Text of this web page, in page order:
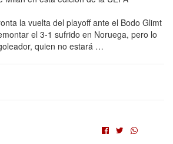
la vuelta del playoff ante el Bodo Glimt
el 3-1 sufrido en Noruega, pero lo
quien no estará …